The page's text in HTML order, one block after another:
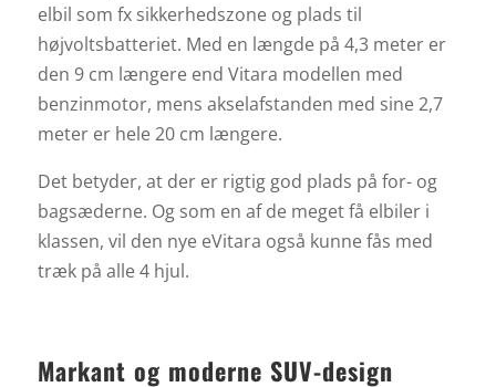
elbil som fx sikkerhedszone og plads til
højvoltsbatteriet. Med en længde på 4,3 meter er
den 9 cm længere end Vitara modellen med
benzinmotor, mens akselafstanden med sine 2,7
meter er hele 20 cm længere.
Det betyder, at der er rigtig god plads på for- og
bagsæderne. Og som en af de meget få elbiler i
klassen, vil den nye eVitara også kunne fås med
træk på alle 4 hjul.
Markant og moderne SUV-design